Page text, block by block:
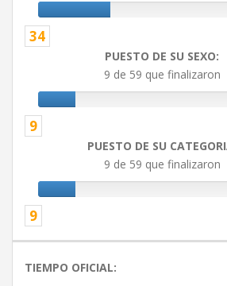
34
PUESTO DE SU SEXO:
9 de 59 que finalizaron
9
PUESTO DE SU
9 de 59 que finalizaron
9
TIEMPO OFICIAL: